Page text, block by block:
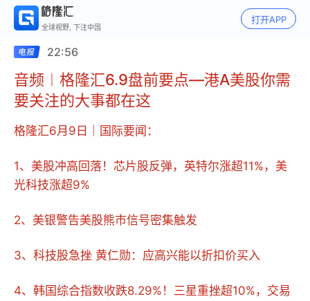
全球视野, 下注中国
打开APP
22:56
音频︱格隆汇6.9盘前要点—港A美股你需
要关注的大事都在这
格隆汇6月9日｜国际要闻：
1、美股冲高回落！芯片股反弹，英特尔涨超11%，美
光科技涨超9%
2、美银警告美股熊市信号密集触发
3、科技股急挫 黄仁勋：应高兴能以折扣价买入
4、韩国综合指数收跌8.29%！三星重挫超10%，交易